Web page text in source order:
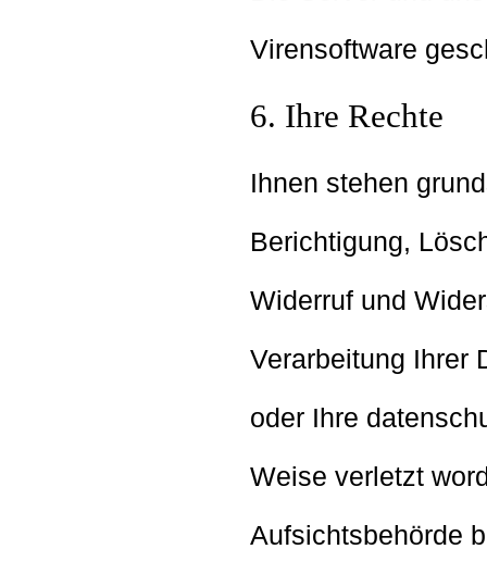
Virensoftware
6. Ihre Rechte
Ihnen stehen
Berichtigung,
Widerruf und
Verarbeitung Ihrer
oder Ihre
Weise verletzt
Aufsichtsbehörde